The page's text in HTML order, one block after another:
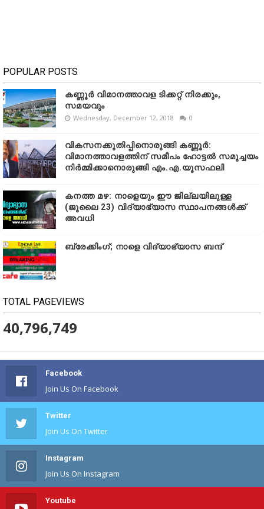
POPULAR POSTS
കണ്ണൂർ വിമാനത്താവള ടിക്കറ്റ് നിരക്കും,
സമയവും
Wednesday, December 12, 2018 0
വികസനക്കുതിപ്പിനൊരുങ്ങി കണ്ണൂർ:
വിമാനത്താവളത്തിന് സമീപം ഹോട്ടൽ സമുച്ചയം
നിർമ്മിക്കാനൊരുങ്ങി എം.എ.യൂസഫലി
കനത്ത മഴ: നാളെയും ഈ ജില്ലയിലുള്ള
(ജൂലൈ 23) വിദ്യാഭ്യാസ സ്ഥാപനങ്ങൾക്ക്
അവധി
ബ്രേക്കിംഗ്; നാളെ വിദ്യാഭ്യാസ ബന്ദ്
TOTAL PAGEVIEWS
40,796,749
Facebook
Join Us On Facebook
Twitter
Join Us On Twitter
Instagram
Join Us On Instagram
Youtube